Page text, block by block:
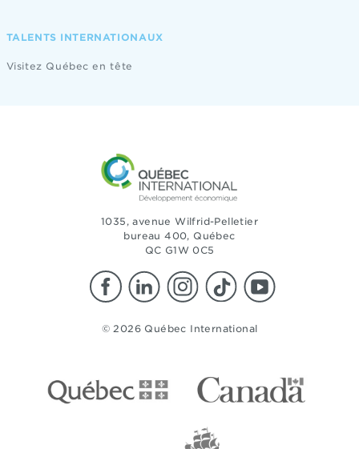
TALENTS INTERNATIONAUX
Visitez Québec en tête
1035, avenue Wilfrid-Pelletier
bureau 400, Québec
QC G1W 0C5
© 2026 Québec International